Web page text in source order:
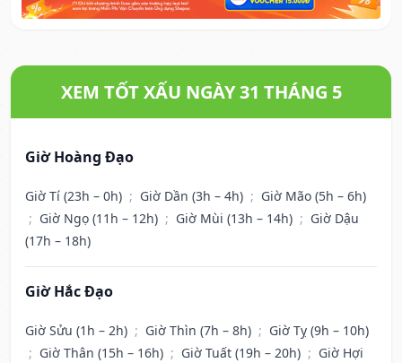
XEM TỐT XẤU NGÀY 31 THÁNG 5
Giờ Hoàng Đạo
Giờ Tí (23h – 0h) ; Giờ Dần (3h – 4h) ; Giờ Mão (5h – 6h)
; Giờ Ngọ (11h – 12h) ; Giờ Mùi (13h – 14h) ; Giờ Dậu
(17h – 18h)
Giờ Hắc Đạo
Giờ Sửu (1h – 2h) ; Giờ Thìn (7h – 8h) ; Giờ Tỵ (9h – 10h)
; Giờ Thân (15h – 16h) ; Giờ Tuất (19h – 20h) ; Giờ Hợi